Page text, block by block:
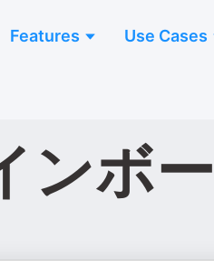
Features Use Cases
ボー